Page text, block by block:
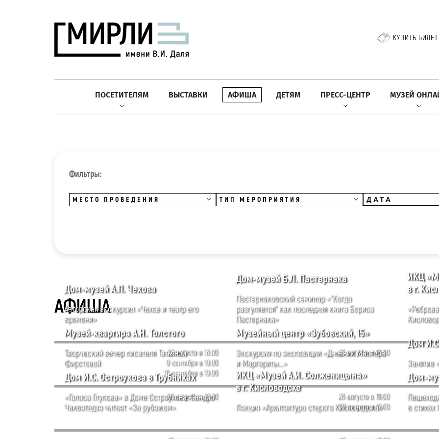
КУПИТЬ БИЛЕТ
ПОСЕТИТЕЛЯМ ВЫСТАВКИ АФИША ДЕТЯМ ПРЕСС-ЦЕНТР МУЗЕЙ
Фильтры:
МЕСТО ПРОВЕДЕНИЯ ТИП МЕРОПРИЯТИЯ
АФИША
22 августа в 16:00
9 сентября в 19:00
16 сентября в 19:00
Дом-музей А.П. Чехова
Авторская экскурсия «Чехов и театр его
времени»
23 августа в 16:00
Дом-музей Б.Л. Пастернака
Пастернаковский семинар «"Когда
разгуляется" как последняя книга Бориса
Пастернака»
ИКЦ
в г.
26 августа в 19:00
Музей-квартира А.Н. Толстого
Творческий вечер писателя Татьяной
Фирстовой
26 августа в 19:00
30 августа в 12:00
Музейный центр «Зубовский, 15»
Экскурсия по экспозиции «Дневник Мастера
и Маргариты...»
Дом
Занятие
Дом И.С. Остроухова в Трубниках
«Голоса Глупова» в Доме Остроухова. Сандро
Чакветадзе читает «За рубежом»
ИКЦ «Музей А.И. Солженицына»
в г. Кисловодске
Лекция «Архитектура старого Кисловодска»
Дом-
в стихах